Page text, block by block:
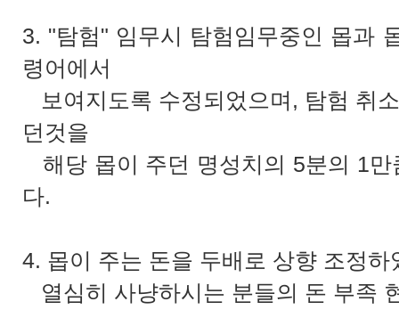
3. "탐험" 임무시 탐험임무중인 몹과
령어에서
보여지도록 수정되었으며, 탐험 취
던것을
해당 몹이 주던 명성치의 5분의 1만
다.
4. 몹이 주는 돈을 두배로 상향 조정하
열심히 사냥하시는 분들의 돈 부족